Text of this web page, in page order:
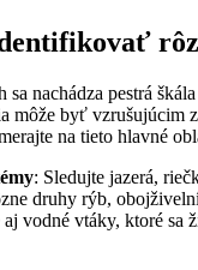
nachádza pestrá
môže byť vzrušujúcim
⁣na tieto ‌hlavné
: Sledujte jazerá,
druhy ⁢rýb,
aj vodné vtáky,⁢ ktoré sa